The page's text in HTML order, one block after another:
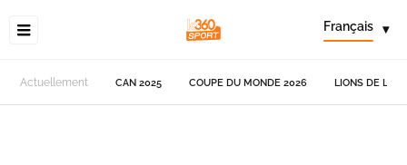
Français ▾
Actuellement CAN 2025 COUPE DU MONDE 2026 LIONS DE